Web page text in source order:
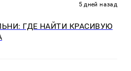
5 дней назад
ГДЕ НАЙТИ КРАСИВУЮ